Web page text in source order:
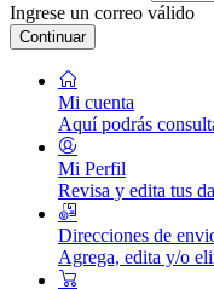
Ingrese un correo válido
Continuar
Mi cuenta
Aquí podrás
Mi Perfil
Revisa y edita tus
Direcciones de
Agrega, edita y/o